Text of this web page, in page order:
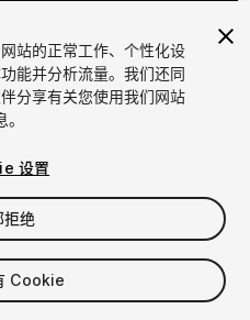
/2
站的正常工作、个性化设
能并分析流量。我们还同
分享有关您使用我们网站
设置
拒绝
Cookie